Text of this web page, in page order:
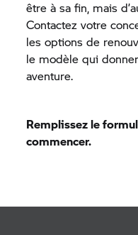
être à sa fin, mais
Contactez votre
les options de
le modèle qui
aventure.
Remplissez le
commencer.